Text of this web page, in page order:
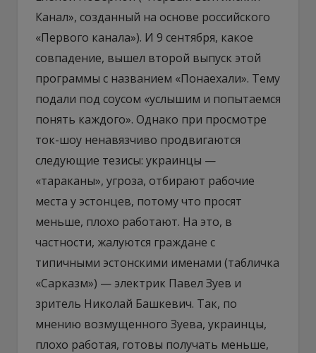
Канал», созданный на основе российского
«Первого канала»). И 9 сентября, какое
совпадение, вышел второй выпуск этой
программы с названием «Понаехали». Тему
подали под соусом «услышим и попытаемся
понять каждого». Однако при просмотре
ток-шоу ненавязчиво продвигаются
следующие тезисы: украинцы —
«тараканы», угроза, отбирают рабочие
места у эстонцев, потому что просят
меньше, плохо работают. На это, в
частности, жалуются граждане с
типичными эстонскими именами (табличка
«Сарказм») — электрик Павел Зуев и
зритель Николай Башкевич. Так, по
мнению возмущенного Зуева, украинцы,
плохо работая, готовы получать меньше,